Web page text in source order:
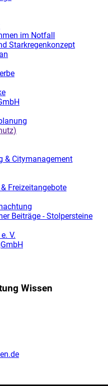
im Notfall
Starkregenkonzept
& Citymanagement
Freizeitangebote
Beiträge - Stolpersteine
V.
Wissen